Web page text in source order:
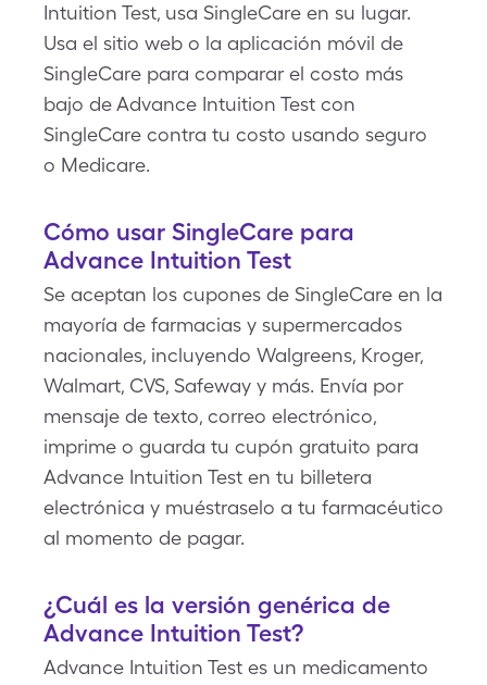
Intuition Test, usa SingleCare en su lugar.
Usa el sitio web o la aplicación móvil de
SingleCare para comparar el costo más
bajo de Advance Intuition Test con
SingleCare contra tu costo usando seguro
o Medicare.
Cómo usar SingleCare para
Advance Intuition Test
Se aceptan los cupones de SingleCare en la
mayoría de farmacias y supermercados
nacionales, incluyendo Walgreens, Kroger,
Walmart, CVS, Safeway y más. Envía por
mensaje de texto, correo electrónico,
imprime o guarda tu cupón gratuito para
Advance Intuition Test en tu billetera
electrónica y muéstraselo a tu farmacéutico
al momento de pagar.
¿Cuál es la versión genérica de
Advance Intuition Test?
Advance Intuition Test es un medicamento